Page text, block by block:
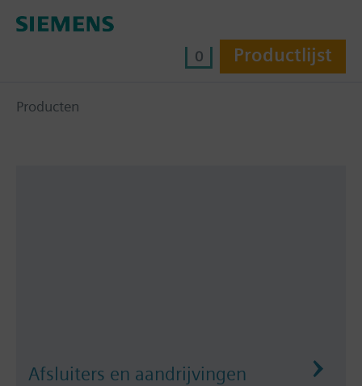
0 Productlijst
Producten
Afsluiters en aandrijvingen